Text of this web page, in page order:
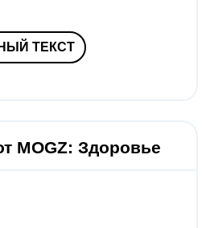
ТЕКСТ
MOGZ: Здоровье